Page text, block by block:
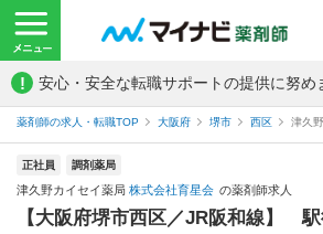
! 安心・安全な転職サポートの提供に努め
薬剤師の求人・転職TOP 大阪府 堺市 西区 津久
正社員 調剤薬局
津久野カイセイ薬局 株式会社育星会 の薬剤師求人
【大阪府堺市西区／JR阪和線】